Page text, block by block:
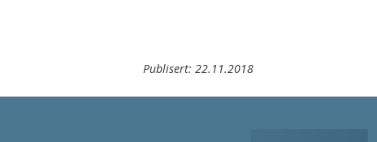
Publisert: 22.11.2018